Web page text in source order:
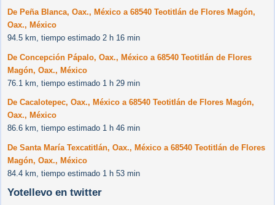
De Peña Blanca, Oax., México a 68540 Teotitlán de Flores Magón,
Oax., México
94.5 km, tiempo estimado 2 h 16 min
De Concepción Pápalo, Oax., México a 68540 Teotitlán de Flores
Magón, Oax., México
76.1 km, tiempo estimado 1 h 29 min
De Cacalotepec, Oax., México a 68540 Teotitlán de Flores Magón,
Oax., México
86.6 km, tiempo estimado 1 h 46 min
De Santa María Texcatitlán, Oax., México a 68540 Teotitlán de Flores
Magón, Oax., México
84.4 km, tiempo estimado 1 h 53 min
Yotellevo en twitter